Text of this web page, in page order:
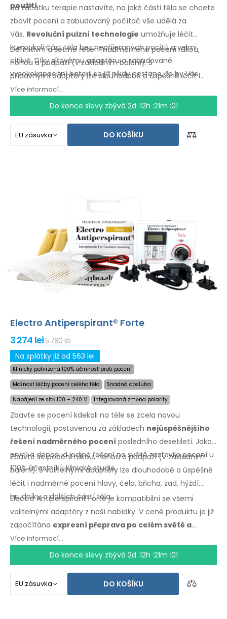
použití.
Na začátku terapie nastavíte, na jaké části těla se chcete
zbavit pocení a zabudovaný počítač vše udělá za
Vás. Revoluční pulzní technologie umožňuje léčit
kteroukoli část těla bez nepříjemných pocitů a velmi
citlivě. Díky síťovému adaptéru a zabudované
vysokokapacitní baterii se již nikdy nestane, že by Vás
zaskočili vybité baterie.
Definitivní a šetrné řešení nadměrného pocení rukou,
nohou a podpaží(v základnímbalení).S
přídavnýmiadaptéry lze dlouhodobě a úspěšně léčit i
nadměrné pocení hlavy, čela, břicha, zad, hýždí,
a dalšíchčástí těla.Záruka vrácení peněz
případěnespokojenostia expresnídopravapo
Více informací...
Do konce slevy zbývá 2d :12h :21m :00
DO KOŠÍKU
Electro Antiperspirant® Forte
3 274 lei5 780 lei
Na splátky již od 563 lei
Klinicky potvrzená 100% účinnost proti pocení
Možnost léčby pocení celého těla
Snadná obsluha
Napájení ze sítě 100 – 240 V
Integrovaná změna polarity
Zbavte se pocení kdekoli na těle se zcela novou
technologií, postavenou za základech nejúspěšnějšího
řešení nadměrného pocení posledního desetiletí. Jako
první a doposud jediné řešení na světě zastavilo pocení u
100% účastníků klinické studie.
Zbavte se pocení rukou, nohou a podpaží (v základním
balení). S volitelnými adaptéry lze dlouhodobě a úspěšně
léčit i nadměrné pocení hlavy, čela, břicha, zad, hýždí,
hrudníku a dalších částí těla.
Electro Antiperspirant Forte je kompatibilní se všemi
volitelnými adaptéry z naší nabídky. V ceně produktu je již
započítána expresní přeprava po celém světě a
záruka vrácení peněz v případě nespokojenosti
Návod k použití ve Vašem jazyce.
Více informací...
Do konce slevy zbývá 2d :12h :21m :00
DO KOŠÍKU